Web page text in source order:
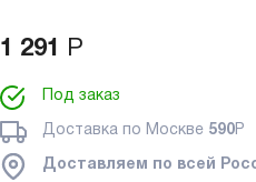
1 291 Р
Под заказ
Доставка по Москве 590Р
Доставляем по всей